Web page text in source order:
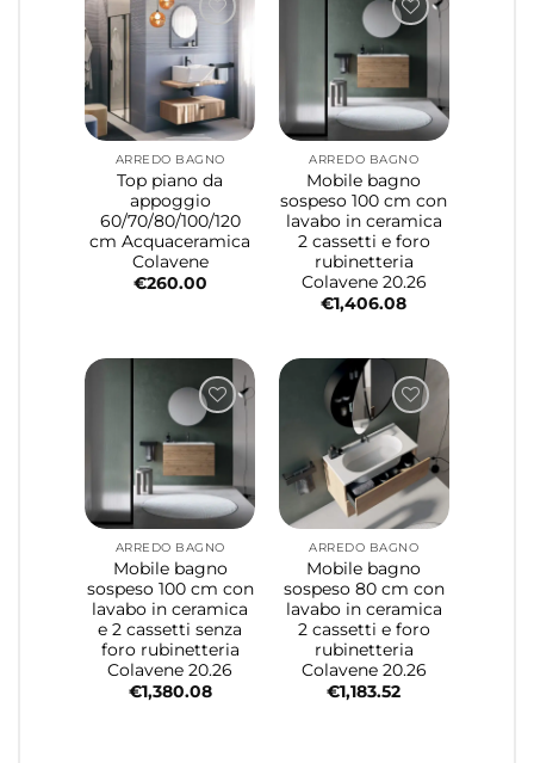
ARREDO BAGNO
Top piano da
appoggio
60/70/80/100/120
cm Acquaceramica
Colavene
€260.00
ARREDO BAGNO
Mobile bagno
sospeso 100 cm con
lavabo in ceramica
2 cassetti e foro
rubinetteria
Colavene 20.26
€1,406.08
ARREDO BAGNO
Mobile bagno
sospeso 100 cm con
lavabo in ceramica
e 2 cassetti senza
foro rubinetteria
Colavene 20.26
€1,380.08
ARREDO BAGNO
Mobile bagno
sospeso 80 cm con
lavabo in ceramica
2 cassetti e foro
rubinetteria
Colavene 20.26
€1,183.52